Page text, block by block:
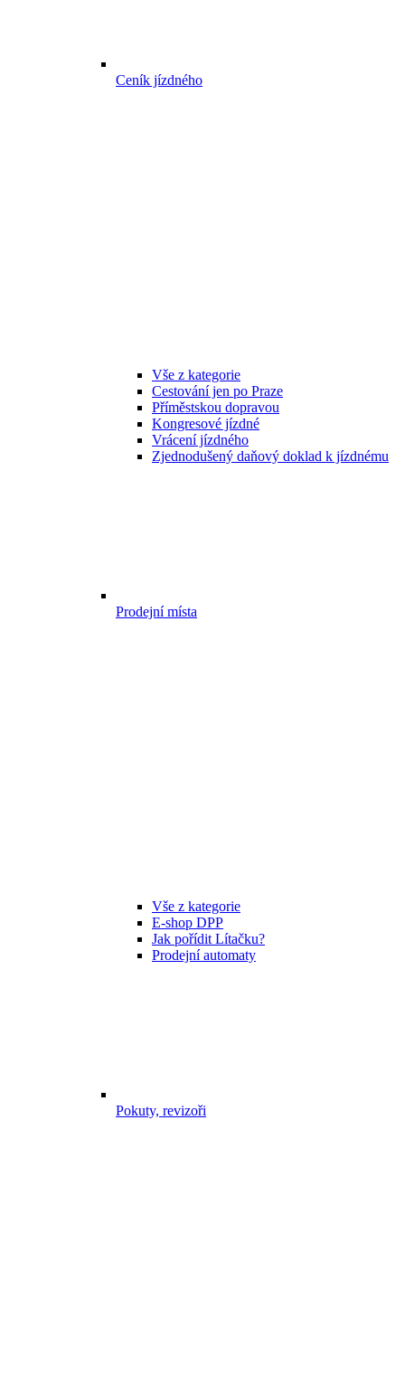
Ceník jízdného
Vše z kategorie
Cestování jen po Praze
Příměstskou dopravou
Kongresové jízdné
Vrácení jízdného
Zjednodušený daňový doklad k jízdnému
Prodejní místa
Vše z kategorie
E-shop DPP
Jak pořídit Lítačku?
Prodejní automaty
Pokuty, revizoři